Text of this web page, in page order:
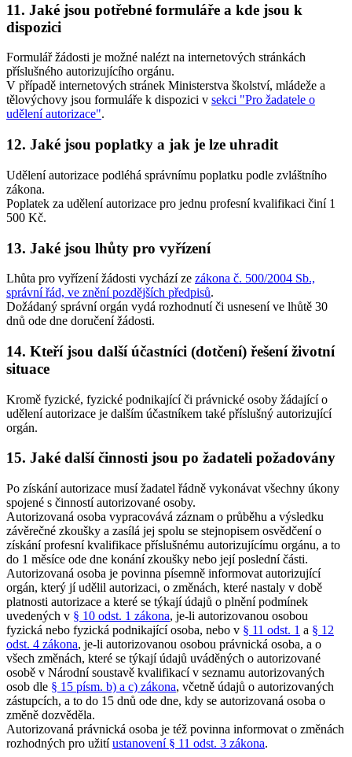
11. Jaké jsou potřebné formuláře a kde jsou k
dispozici
Formulář žádosti je možné nalézt na internetových stránkách
příslušného autorizujícího orgánu.
V případě internetových stránek Ministerstva školství, mládeže a
tělovýchovy jsou formuláře k dispozici v sekci "Pro žadatele o
udělení autorizace".
12. Jaké jsou poplatky a jak je lze uhradit
Udělení autorizace podléhá správnímu poplatku podle zvláštního
zákona.
Poplatek za udělení autorizace pro jednu profesní kvalifikaci činí 1
500 Kč.
13. Jaké jsou lhůty pro vyřízení
Lhůta pro vyřízení žádosti vychází ze zákona č. 500/2004 Sb.,
správní řád, ve znění pozdějších předpisů.
Dožádaný správní orgán vydá rozhodnutí či usnesení ve lhůtě 30
dnů ode dne doručení žádosti.
14. Kteří jsou další účastníci (dotčení) řešení životní
situace
Kromě fyzické, fyzické podnikající či právnické osoby žádající o
udělení autorizace je dalším účastníkem také příslušný autorizující
orgán.
15. Jaké další činnosti jsou po žadateli požadovány
Po získání autorizace musí žadatel řádně vykonávat všechny úkony
spojené s činností autorizované osoby.
Autorizovaná osoba vypracovává záznam o průběhu a výsledku
závěrečné zkoušky a zasílá jej spolu se stejnopisem osvědčení o
získání profesní kvalifikace příslušnému autorizujícímu orgánu, a to
do 1 měsíce ode dne konání zkoušky nebo její poslední části.
Autorizovaná osoba je povinna písemně informovat autorizující
orgán, který jí udělil autorizaci, o změnách, které nastaly v době
platnosti autorizace a které se týkají údajů o plnění podmínek
uvedených v § 10 odst. 1 zákona, je-li autorizovanou osobou
fyzická nebo fyzická podnikající osoba, nebo v § 11 odst. 1 a § 12
odst. 4 zákona, je-li autorizovanou osobou právnická osoba, a o
všech změnách, které se týkají údajů uváděných o autorizované
osobě v Národní soustavě kvalifikací v seznamu autorizovaných
osob dle § 15 písm. b) a c) zákona, včetně údajů o autorizovaných
zástupcích, a to do 15 dnů ode dne, kdy se autorizovaná osoba o
změně dozvěděla.
Autorizovaná právnická osoba je též povinna informovat o změnách
rozhodných pro užitíustanovení § 11 odst. 3 zákona.